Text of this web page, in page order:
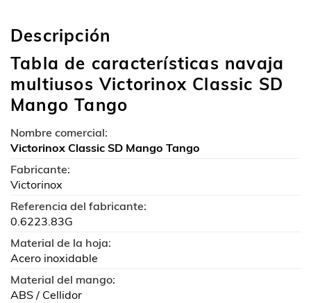
Descripción
Tabla de características navaja
multiusos Victorinox Classic SD
Mango Tango
Nombre comercial:
Victorinox Classic SD Mango Tango
Fabricante:
Victorinox
Referencia del fabricante:
0.6223.83G
Material de la hoja:
Acero inoxidable
Material del mango:
ABS / Cellidor